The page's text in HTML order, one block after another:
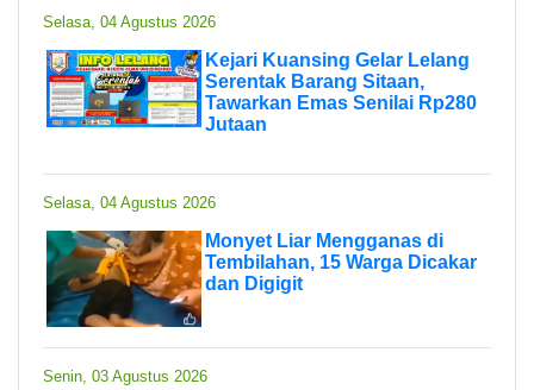
Selasa, 04 Agustus 2026
Kejari Kuansing Gelar Lelang
Serentak Barang Sitaan,
Tawarkan Emas Senilai Rp280
Jutaan
Selasa, 04 Agustus 2026
Monyet Liar Mengganas di
Tembilahan, 15 Warga Dicakar
dan Digigit
Senin, 03 Agustus 2026